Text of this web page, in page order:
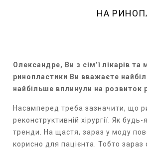
НА
Олександре, Ви з сім’ї лікарів та
ринопластики Ви вважаєте
найбільше вплинули на розвиток
Насамперед треба зазначити, що
реконструктивній хірургії. Як
тренди. На щастя, зараз у моду
корисно для пацієнта. Тобто зараз